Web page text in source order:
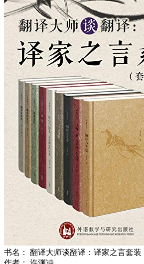
书名：
翻译大师谈翻译：译家之言套装